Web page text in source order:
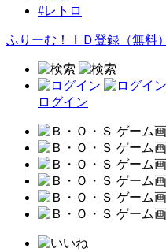
#レトロ
ふりーむ！ＩＤ登録（無料）
ログイン